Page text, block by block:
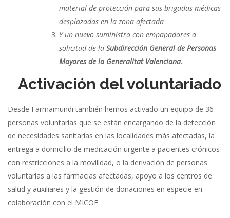
material de protección para sus brigadas médicas
desplazadas en la zona afectada
Y un nuevo suministro con empapadores a
solicitud de la Subdirección General de Personas
Mayores de la Generalitat Valenciana.
Activación del voluntariado
Desde Farmamundi también hemos activado un equipo de 36
personas voluntarias que se están encargando de la detección
de necesidades sanitarias en las localidades más afectadas, la
entrega a domicilio de medicación urgente a pacientes crónicos
con restricciones a la movilidad, o la derivación de personas
voluntarias a las farmacias afectadas, apoyo a los centros de
salud y auxiliares y la gestión de donaciones en especie en
colaboración con el MICOF.